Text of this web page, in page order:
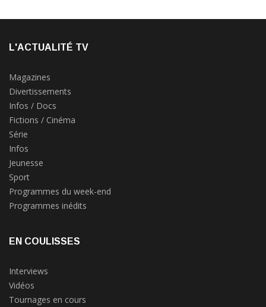
L'ACTUALITÉ TV
Magazines
Divertissements
Infos / Docs
Fictions / Cinéma
Série
Infos
Jeunesse
Sport
Programmes du week-end
Programmes inédits
EN COULISSES
Interviews
Vidéos
Tournages en cours